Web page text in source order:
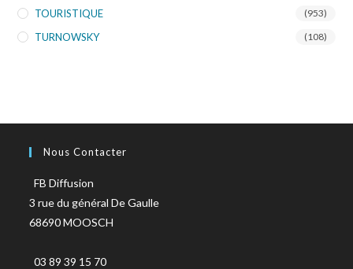
TOURISTIQUE (953)
TURNOWSKY (108)
Nous Contacter
FB Diffusion
3 rue du général De Gaulle
68690 MOOSCH
03 89 39 15 70